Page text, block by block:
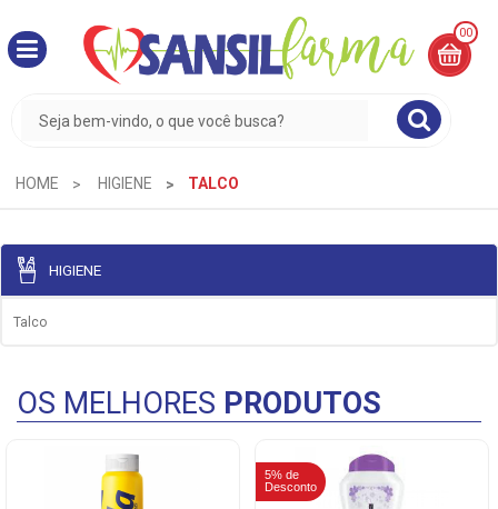
00
CESTA
R$
0,00
HOME HIGIENE TALCO
HIGIENE
Talco
OS MELHORES PRODUTOS
5% de
Desconto